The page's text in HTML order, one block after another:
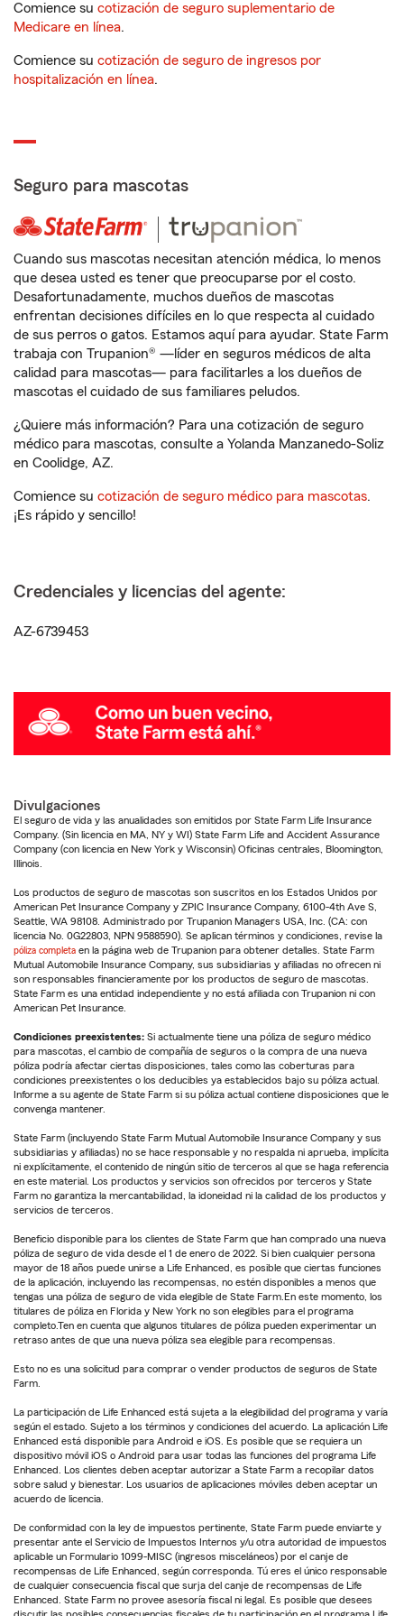
Comience su cotización de seguro suplementario de
Medicare en línea.
Comience su cotización de seguro de ingresos por
hospitalización en línea.
Seguro para mascotas
Cuando sus mascotas necesitan atención médica, lo menos
que desea usted es tener que preocuparse por el costo.
Desafortunadamente, muchos dueños de mascotas
enfrentan decisiones difíciles en lo que respecta al cuidado
de sus perros o gatos. Estamos aquí para ayudar. State Farm
trabaja con Trupanion® —líder en seguros médicos de alta
calidad para mascotas— para facilitarles a los dueños de
mascotas el cuidado de sus familiares peludos.
¿Quiere más información? Para una cotización de seguro
médico para mascotas, consulte a Yolanda Manzanedo-Soliz
en Coolidge, AZ.
Comience su cotización de seguro médico para mascotas.
¡Es rápido y sencillo!
Credenciales y licencias del agente:
AZ-6739453
Divulgaciones
El seguro de vida y las anualidades son emitidos por State Farm Life Insurance
Company. (Sin licencia en MA, NY y WI) State Farm Life and Accident Assurance
Company (con licencia en New York y Wisconsin) Oficinas centrales, Bloomington,
Illinois.
Los productos de seguro de mascotas son suscritos en los Estados Unidos por
American Pet Insurance Company y ZPIC Insurance Company, 6100-4th Ave S,
Seattle, WA 98108. Administrado por Trupanion Managers USA, Inc. (CA: con
licencia No. 0G22803, NPN 9588590). Se aplican términos y condiciones, revise la
póliza completa en la página web de Trupanion para obtener detalles. State Farm
Mutual Automobile Insurance Company, sus subsidiarias y afiliadas no ofrecen ni
son responsables financieramente por los productos de seguro de mascotas.
State Farm es una entidad independiente y no está afiliada con Trupanion ni con
American Pet Insurance.
Condiciones preexistentes: Si actualmente tiene una póliza de seguro médico
para mascotas, el cambio de compañía de seguros o la compra de una nueva
póliza podría afectar ciertas disposiciones, tales como las coberturas para
condiciones preexistentes o los deducibles ya establecidos bajo su póliza actual.
Informe a su agente de State Farm si su póliza actual contiene disposiciones que le
convenga mantener.
State Farm (incluyendo State Farm Mutual Automobile Insurance Company y sus
subsidiarias y afiliadas) no se hace responsable y no respalda ni aprueba, implícita
ni explícitamente, el contenido de ningún sitio de terceros al que se haga referencia
en este material. Los productos y servicios son ofrecidos por terceros y State
Farm no garantiza la mercantabilidad, la idoneidad ni la calidad de los productos y
servicios de terceros.
Beneficio disponible para los clientes de State Farm que han comprado una nueva
póliza de seguro de vida desde el 1 de enero de 2022. Si bien cualquier persona
mayor de 18 años puede unirse a Life Enhanced, es posible que ciertas funciones
de la aplicación, incluyendo las recompensas, no estén disponibles a menos que
tengas una póliza de seguro de vida elegible de State Farm.En este momento, los
titulares de póliza en Florida y New York no son elegibles para el programa
completo.Ten en cuenta que algunos titulares de póliza pueden experimentar un
retraso antes de que una nueva póliza sea elegible para recompensas.
Esto no es una solicitud para comprar o vender productos de seguros de State
Farm.
La participación de Life Enhanced está sujeta a la elegibilidad del programa y varía
según el estado. Sujeto a los términos y condiciones del acuerdo. La aplicación Life
Enhanced está disponible para Android e iOS. Es posible que se requiera un
dispositivo móvil iOS o Android para usar todas las funciones del programa Life
Enhanced. Los clientes deben aceptar autorizar a State Farm a recopilar datos
sobre salud y bienestar. Los usuarios de aplicaciones móviles deben aceptar un
acuerdo de licencia.
De conformidad con la ley de impuestos pertinente, State Farm puede enviarte y
presentar ante el Servicio de Impuestos Internos y/u otra autoridad de impuestos
aplicable un Formulario 1099-MISC (ingresos misceláneos) por el canje de
recompensas de Life Enhanced, según corresponda. Tú eres el único responsable
de cualquier consecuencia fiscal que surja del canje de recompensas de Life
Enhanced. State Farm no provee asesoría fiscal ni legal. Es posible que desees